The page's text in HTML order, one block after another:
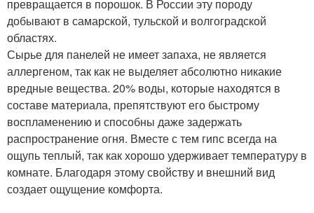
превращается в порошок. В России эту породу
добывают в самарской, тульской и волгоградской
областях.
Сырье для панелей не имеет запаха, не является
аллергеном, так как не выделяет абсолютно никакие
вредные вещества. 20% воды, которые находятся в
составе материала, препятствуют его быстрому
воспламенению и способны даже задержать
распространение огня. Вместе с тем гипс всегда на
ощупь теплый, так как хорошо удерживает температуру в
комнате. Благодаря этому свойству и внешний вид
создает ощущение комфорта.